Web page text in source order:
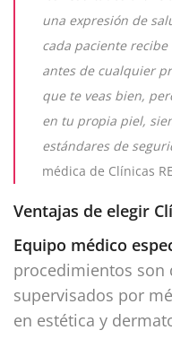
una expresión de
cada paciente
antes de cualquier
que te veas bien,
en tu propia piel,
estándares de
médica de Clínicas
Ventajas de elegir
Equipo médico
procedimientos son
supervisados por
en estética y